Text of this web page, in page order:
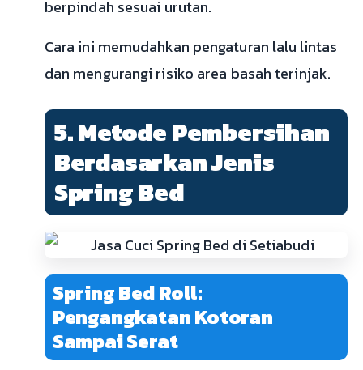
berpindah sesuai urutan.
Cara ini memudahkan pengaturan lalu lintas
dan mengurangi risiko area basah terinjak.
5. Metode Pembersihan
Berdasarkan Jenis
Spring Bed
Spring Bed Roll:
Pengangkatan Kotoran
Sampai Serat